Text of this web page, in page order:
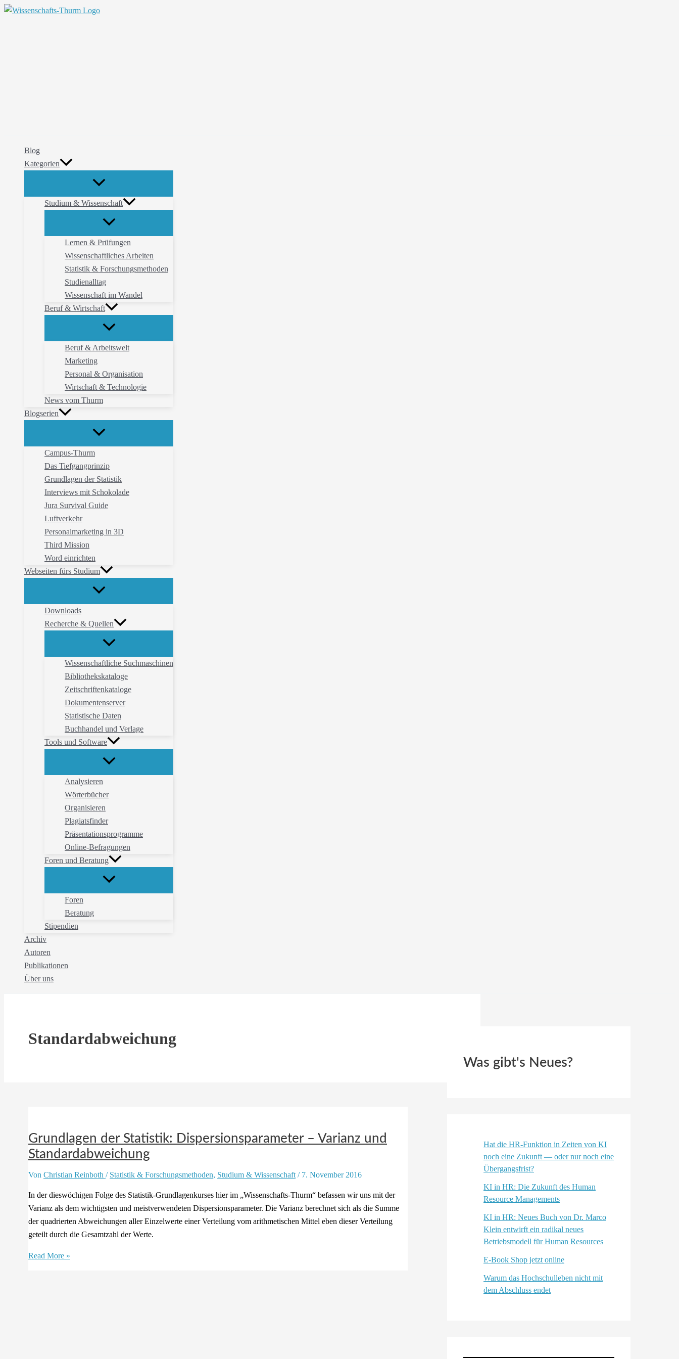
Zum
Blog
Kategorien
Studium & Wissenschaft
Lernen & Prüfungen
Wissenschaftliches Arbeiten
Statistik & Forschungsmethoden
Studienalltag
Wissenschaft im Wandel
Beruf & Wirtschaft
Beruf & Arbeitswelt
Marketing
Personal & Organisation
Wirtschaft & Technologie
News vom Thurm
Blogserien
Campus-Thurm
Das Tiefgangprinzip
Grundlagen der Statistik
Interviews mit Schokolade
Jura Survival Guide
Luftverkehr
Personalmarketing in 3D
Third Mission
Word einrichten
Webseiten fürs Studium
Downloads
Recherche & Quellen
Wissenschaftliche Suchmaschinen
Bibliothekskataloge
Zeitschriftenkataloge
Dokumentenserver
Statistische Daten
Buchhandel und Verlage
Tools und Software
Analysieren
Wörterbücher
Organisieren
Plagiatsfinder
Präsentationsprogramme
Online-Befragungen
Foren und Beratung
Foren
Beratung
Stipendien
Archiv
Autoren
Publikationen
Über uns
Standardabweichung
Grundlagen der Statistik: Dispersionsparameter – Varianz und
Standardabweichung
Von Christian Reinboth / Statistik & Forschungsmethoden, Studium & Wissenschaft / 7. November 2016
In der dieswöchigen Folge des Statistik-Grundlagenkurses hier im „Wissenschafts-Thurm“ befassen wir uns mit der
Varianz als dem wichtigsten und meistverwendeten Dispersionsparameter. Die Varianz berechnet sich als die Summe
der quadrierten Abweichungen aller Einzelwerte einer Verteilung vom arithmetischen Mittel eben dieser Verteilung
geteilt durch die Gesamtzahl der Werte.
Grundlagen
Read More »
Was gibt's Neues?
Hat die HR-Funktion in Zeiten von KI
noch eine Zukunft — oder nur noch eine
Übergangsfrist?
KI in HR: Die Zukunft des Human
Resource Managements
KI in HR: Neues Buch von Dr. Marco
Klein entwirft ein radikal neues
Betriebsmodell für Human Resources
E-Book Shop jetzt online
Warum das Hochschulleben nicht mit
dem Abschluss endet